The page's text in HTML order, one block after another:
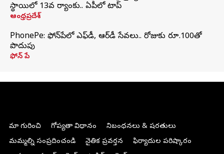
స్థాయిలో 13వ ర్యాంకు.. ఏపీలో టాప్
ఆంధ్రప్రదేశ్
PhonePe: ఫోన్‌పేలో ఎఫ్‌డీ, ఆర్‌డీ సేవలు.. రోజుకు రూ.100తో
పొదుపు
ఫోన్‌ పే
మా గురించి గోప్యతా విధానం
నిబంధనలు & షరతులు
మమ్మల్ని సంప్రదించండి
నైతిక ప్రవర్తన
ఫిర్యాదుల పరిష్కారం